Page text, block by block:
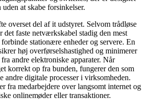
at skabe forsinkelser.
overset del af it udstyret. Selvom trådløse
faste netværkskabel stadig den mest
stationære enheder og servere. En
høj overførselshastighed og minimerer
andre elektroniske apparater. Når
korrekt op fra bunden, fungerer den som
andre digitale processer i virksomheden.
fra medarbejdere over langsomt internet og
onlinemøder eller transaktioner.